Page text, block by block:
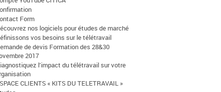
Form
nos logiciels pour études de marché
vos besoins sur le télétravail
de devis Formation des 28&30
2017
l’impact du télétravail sur votre
CLIENTS « KITS DU TELETRAVAIL »